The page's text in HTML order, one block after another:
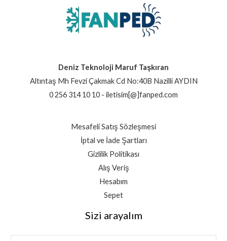
Deniz Teknoloji Maruf Taşkıran
Altıntaş Mh Fevzi Çakmak Cd No:40B Nazilli AYDIN
0 256 314 10 10 - iletisim[@]fanped.com
Mesafeli Satış Sözleşmesi
İptal ve İade Şartları
Gizlilik Politikası
Alış Veriş
Hesabım
Sepet
Sizi arayalım